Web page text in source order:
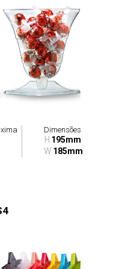
Dimensões
H 195mm
W 185mm